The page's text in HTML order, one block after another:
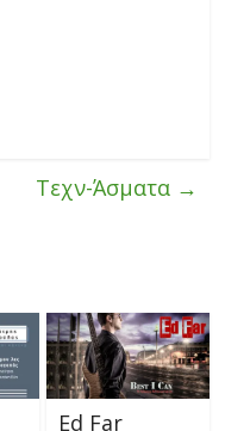
Τεχν-Άσματα →
Ed Far